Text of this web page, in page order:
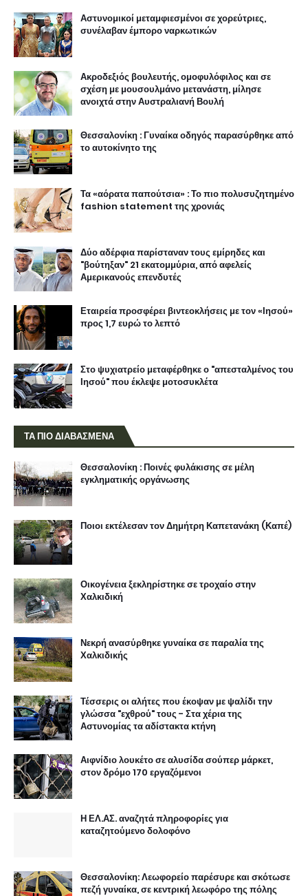
Αστυνομικοί μεταμφιεσμένοι σε χορεύτριες,
συνέλαβαν έμπορο ναρκωτικών
Ακροδεξιός βουλευτής, ομοφυλόφιλος και σε
σχέση με μουσουλμάνο μετανάστη, μίλησε
ανοιχτά στην Αυστραλιανή Βουλή
Θεσσαλονίκη : Γυναίκα οδηγός παρασύρθηκε από
το αυτοκίνητο της
Τα «αόρατα παπούτσια» : Το πιο πολυσυζητημένο
fashion statement της χρονιάς
Δύο αδέρφια παρίσταναν τους εμίρηδες και
"βούτηξαν" 21 εκατομμύρια, από αφελείς
Αμερικανούς επενδυτές
Εταιρεία προσφέρει βιντεοκλήσεις με τον «Ιησού»
προς 1,7 ευρώ το λεπτό
Στο ψυχιατρείο μεταφέρθηκε ο "απεσταλμένος του
Ιησού" που έκλεψε μοτοσυκλέτα
ΤΑ ΠΙΟ ΔΙΑΒΑΣΜΕΝΑ
Θεσσαλονίκη : Ποινές φυλάκισης σε μέλη
εγκληματικής οργάνωσης
Ποιοι εκτέλεσαν τον Δημήτρη Καπετανάκη (Καπέ)
Οικογένεια ξεκληρίστηκε σε τροχαίο στην
Χαλκιδική
Νεκρή ανασύρθηκε γυναίκα σε παραλία της
Χαλκιδικής
Τέσσερις οι αλήτες που έκοψαν με ψαλίδι την
γλώσσα "εχθρού" τους - Στα χέρια της
Αστυνομίας τα αδίστακτα κτήνη
Αιφνίδιο λουκέτο σε αλυσίδα σούπερ μάρκετ,
στον δρόμο 170 εργαζόμενοι
Η ΕΛ.ΑΣ. αναζητά πληροφορίες για
καταζητούμενο δολοφόνο
Θεσσαλονίκη: Λεωφορείο παρέσυρε και σκότωσε
πεζή γυναίκα, σε κεντρική λεωφόρο της πόλης